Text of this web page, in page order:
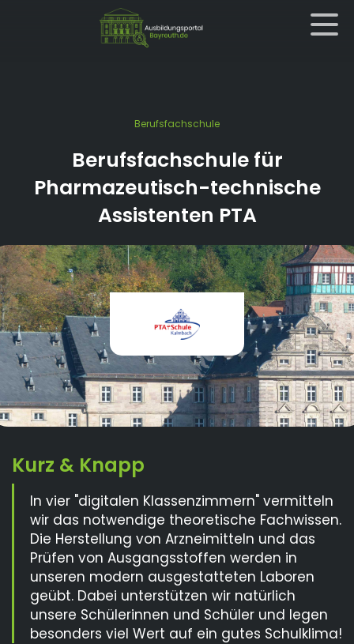
Berufsfachschule
Berufsfachschule für
Pharmazeutisch-technische
Assistenten PTA
In vier "digitalen Klassenzimmern" vermitteln
wir das notwendige theoretische Fachwissen.
Die Herstellung von Arzneimitteln und das
Prüfen von Ausgangsstoffen werden in
unseren modern ausgestatteten Laboren
geübt. Dabei unterstützen wir natürlich
unsere Schülerinnen und Schüler und legen
besonders viel Wert auf ein gutes Schulklima!